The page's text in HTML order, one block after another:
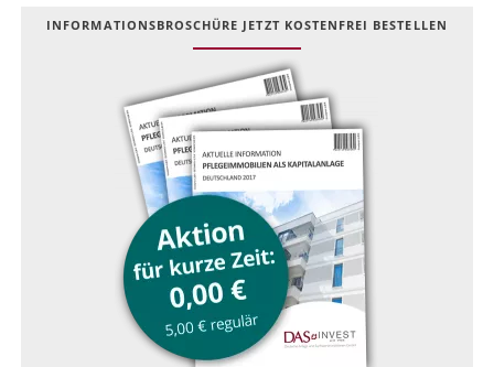
INFOR­MATIONS­BROSCHÜRE JETZT KOSTEN­FREI BESTELLEN